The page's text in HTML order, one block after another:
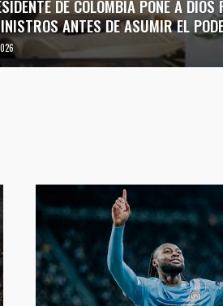
DE COLOMBIA PONE A
ANTES DE ASUMIR EL